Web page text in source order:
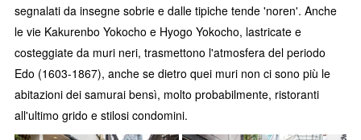
segnalati da insegne sobrie e dalle tipiche tende 'noren'. Anche
le vie Kakurenbo Yokocho e Hyogo Yokocho, lastricate e
costeggiate da muri neri, trasmettono l'atmosfera del periodo
Edo (1603-1867), anche se dietro quei muri non ci sono più le
abitazioni dei samurai bensì, molto probabilmente, ristoranti
all'ultimo grido e stilosi condomini.